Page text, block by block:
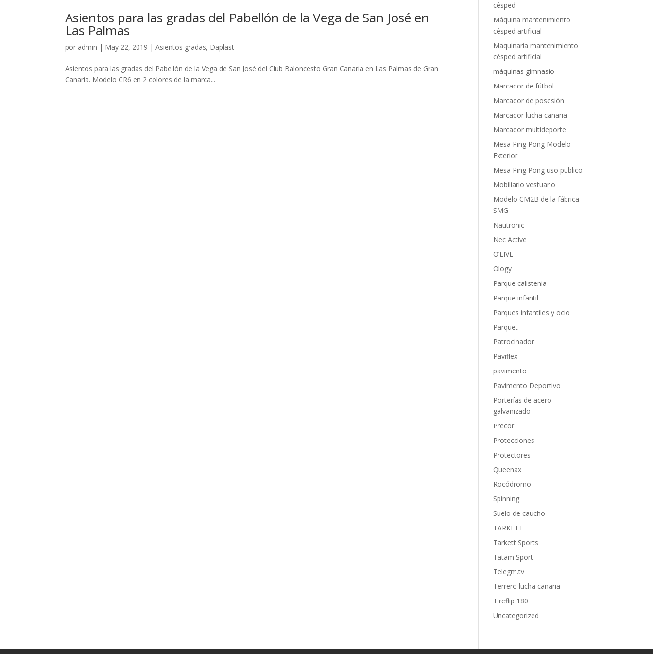
Asientos para las gradas del Pabellón de la Vega de San José en
Las Palmas
por admin | May 22, 2019 |Asientos gradas, Daplast
Asientos para las gradas del Pabellón de la Vega de San José del Club Baloncesto Gran Canaria en Las Palmas de Gran
Canaria. Modelo CR6 en 2 colores de la marca...
césped
Máquina mantenimiento
césped artificial
Maquinaria mantenimiento
césped artificial
máquinas gimnasio
Marcador de fútbol
Marcador de posesión
Marcador lucha canaria
Marcador multideporte
Mesa Ping Pong Modelo
Exterior
Mesa Ping Pong uso publico
Mobiliario vestuario
Modelo CM2B de la fábrica
SMG
Nautronic
Nec Active
O’LIVE
Ology
Parque calistenia
Parque infantil
Parques infantiles y ocio
Parquet
Patrocinador
Paviflex
pavimento
Pavimento Deportivo
Porterías de acero
galvanizado
Precor
Protecciones
Protectores
Queenax
Rocódromo
Spinning
Suelo de caucho
TARKETT
Tarkett Sports
Tatam Sport
Telegm.tv
Terrero lucha canaria
Tireflip 180
Uncategorized